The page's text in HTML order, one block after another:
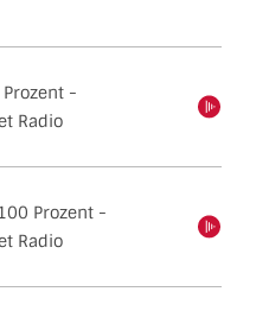
-
Radio
Prozent -
Radio